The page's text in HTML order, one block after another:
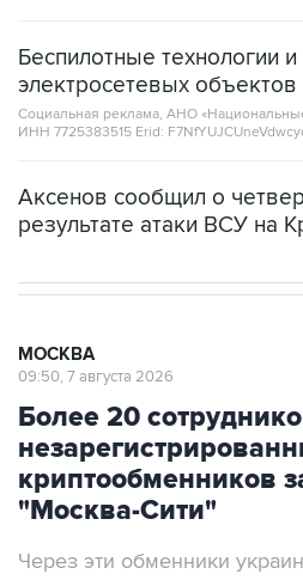
Социальная реклама, АНО
ИНН 7725383515 Erid:
Аксенов сообщил о
Более 20 сотрудников
криптообменников
"Москва-Сити"
Через эти обменники
мошенников, заявили в ФСБ